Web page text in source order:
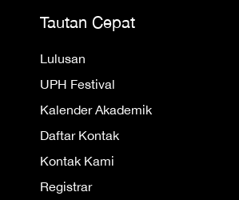
Tautan Cepat
Lulusan
UPH Festival
Kalender Akademik
Daftar Kontak
Kontak Kami
Registrar